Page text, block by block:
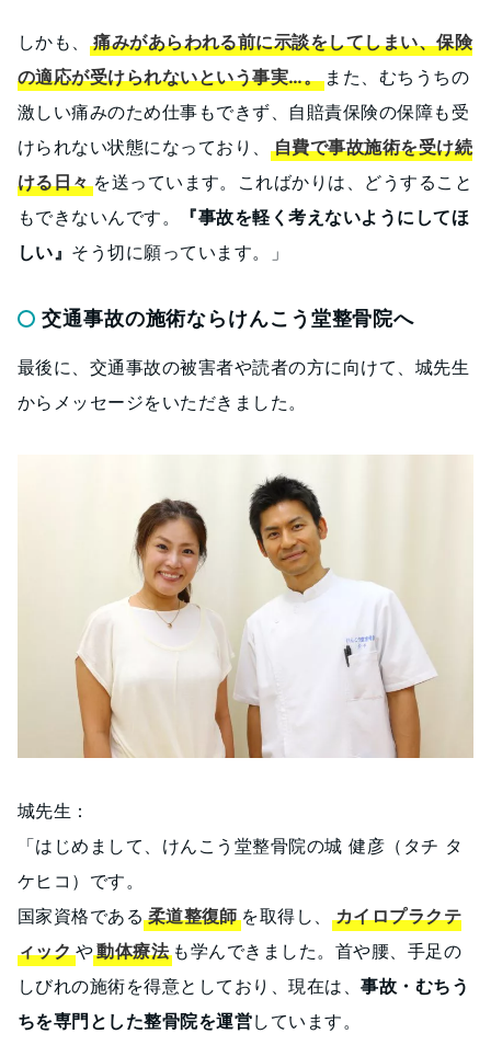
しかも、 痛みがあらわれる前に示談をしてしまい、保険
の適応が受けられないという事実…。 また、むちうちの
激しい痛みのため仕事もできず、自賠責保険の保障も受
けられない状態になっており、
自費で事故施術を受け続
ける日々 を送っています。こればかりは、どうすること
もできないんです。
『事故を軽く考えないようにしてほ
しい』 そう切に願っています。」
交通事故の施術ならけんこう堂整骨院へ
最後に、交通事故の被害者や読者の方に向けて、城先生
からメッセージをいただきました。
城先生：
「はじめまして、けんこう堂整骨院の城 健彦（タチ タ
ケヒコ）です。
国家資格である柔道整復師 を取得し、
カイロプラクテ
ィックや動体療法 も学んできました。首や腰、手足の
しびれの施術を得意としており、現在は、事故・むちう
ちを専門とした整骨院を運営しています。